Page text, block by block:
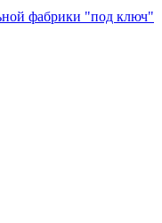
фабрики "под ключ"